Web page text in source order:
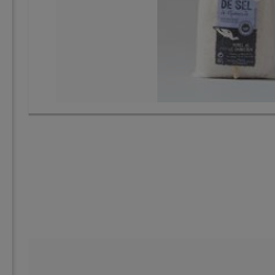
chocolats, snacks
crackers ...
& plantes